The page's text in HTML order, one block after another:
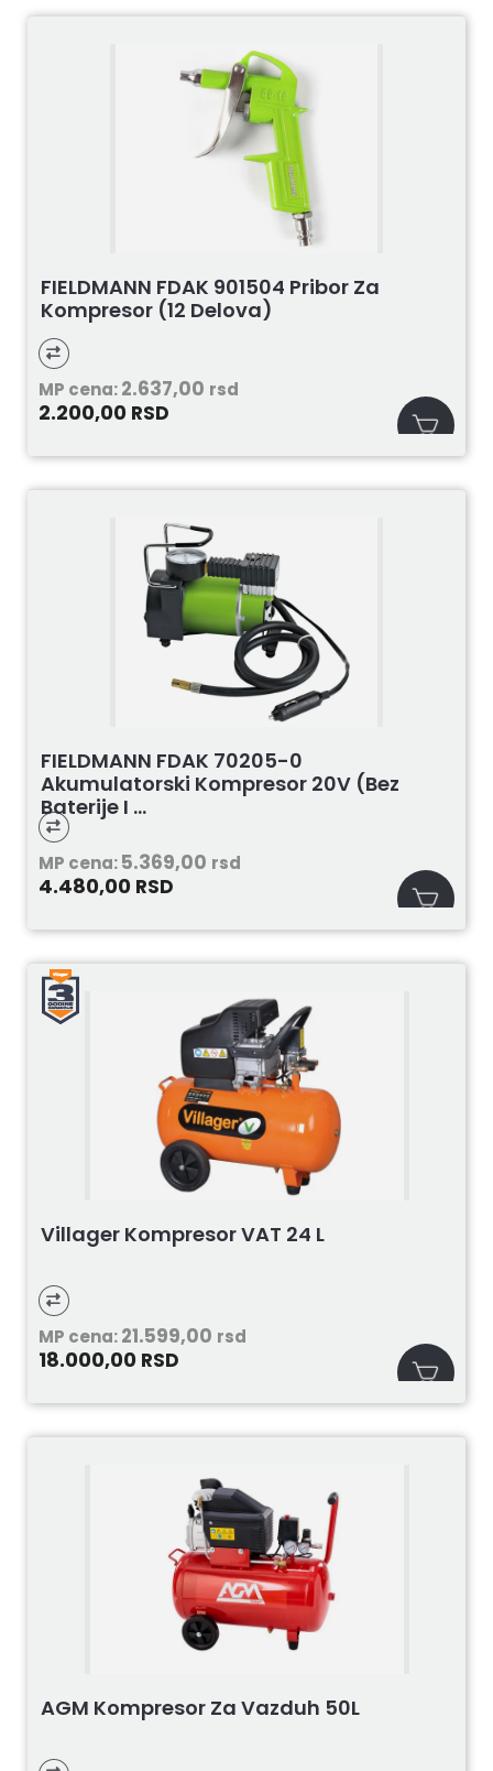
FIELDMANN FDAK 901504 Pribor Za
Kompresor (12 Delova)
MP cena:2.637,00 rsd
2.200,00 RSD
FIELDMANN FDAK 70205-0
Akumulatorski Kompresor 20V (bez
Baterije I ...
MP cena:5.369,00 rsd
4.480,00 RSD
Villager Kompresor VAT 24 L
MP cena:21.599,00 rsd
18.000,00 RSD
AGM Kompresor Za Vazduh 50L